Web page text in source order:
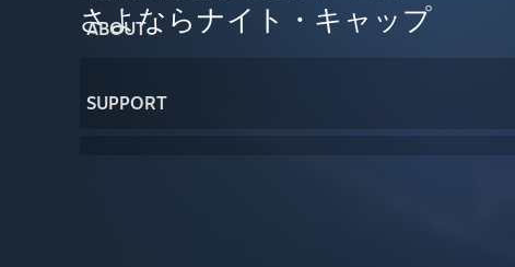
ABOUT
SUPPORT
さよならナイト・キャップ